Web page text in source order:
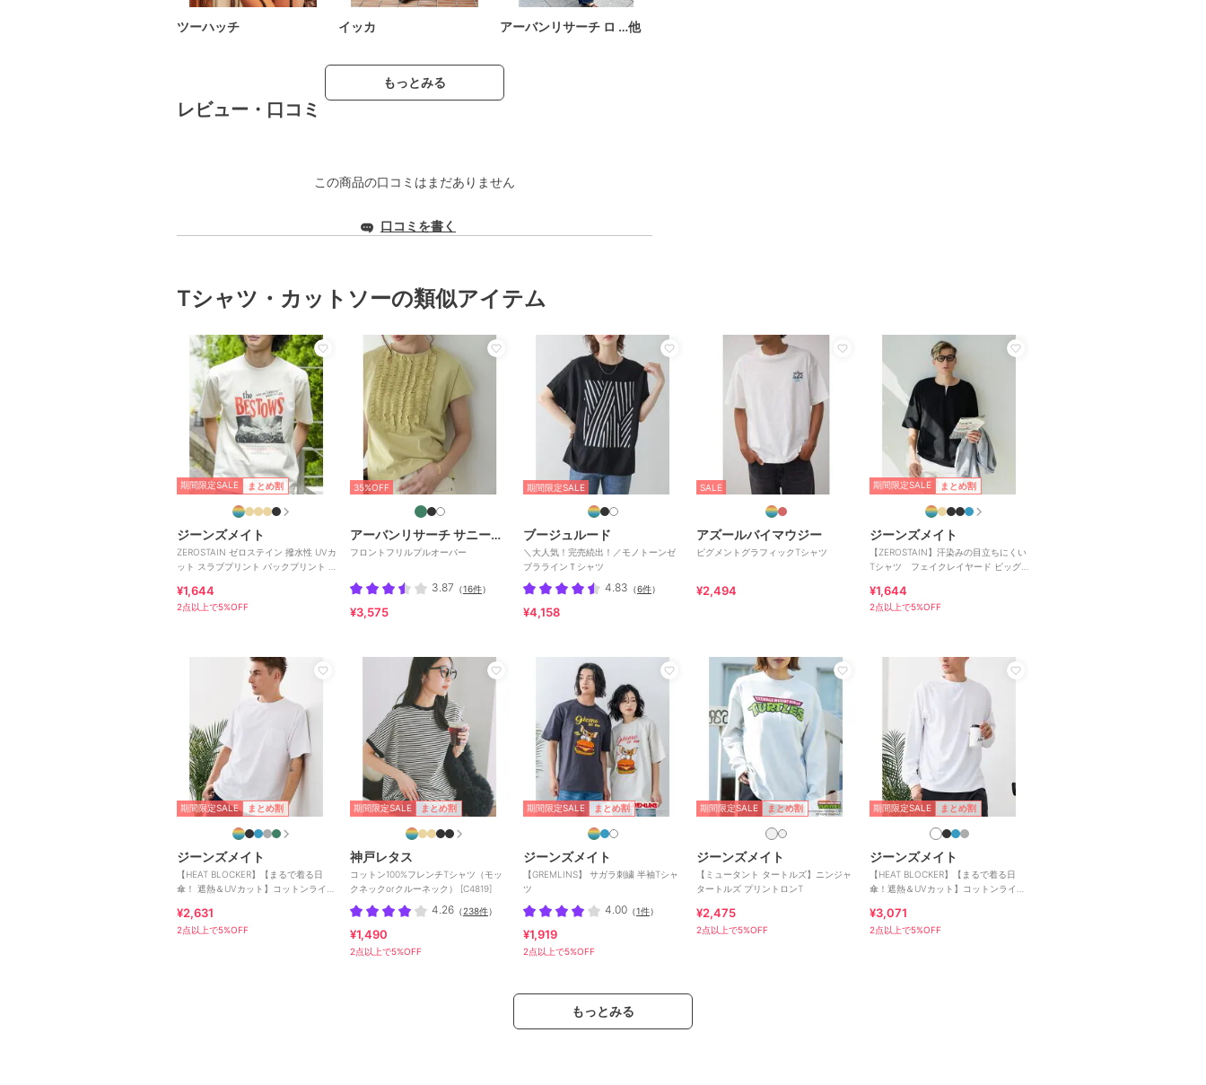
ツーハッチ イッカ アーバンリサーチ ロ …他
もっとみる
レビュー・口コミ
この商品の口コミはまだありません
口コミを書く
Tシャツ・カットソーの類似アイテム
期間限定SALE まとめ割
ジーンズメイト
ZEROSTAIN ゼロステイン 撥水性 UVカ
ット スラブプリント バックプリント T
¥1,644
2点以上で5%OFF
35%OFF
アーバンリサーチ サニーレーベル
フロントフリルプルオーバー
3.87 （16件）
¥3,575
期間限定SALE
ブージュルード
＼大人気！完売続出！／モノトーンゼ
ブララインＴシャツ
4.83 （6件）
¥4,158
SALE
アズールバイマウジー
ピグメントグラフィックTシャツ
¥2,494
期間限定SALE まとめ割
ジーンズメイト
【ZEROSTAIN】汗染みの目立ちにくい
Tシャツ フェイクレイヤード ビッグ
¥1,644
2点以上で5%OFF
期間限定SALE まとめ割
ジーンズメイト
【HEAT BLOCKER】【まるで着る日
傘！ 遮熱＆UVカット】コットンライク
¥2,631
2点以上で5%OFF
期間限定SALE まとめ割
神戸レタス
コットン100%フレンチTシャツ（モッ
クネックorクルーネック） [C4819]
4.26 （238件）
¥1,490
2点以上で5%OFF
期間限定SALE まとめ割
ジーンズメイト
【GREMLINS】 サガラ刺繍 半袖Tシャ
ツ
4.00 （1件）
¥1,919
2点以上で5%OFF
期間限定SALE まとめ割
ジーンズメイト
【ミュータント タートルズ】ニンジャ
タートルズ プリントロンT
¥2,475
2点以上で5%OFF
期間限定SALE まとめ割
ジーンズメイト
【HEAT BLOCKER】【まるで着る日
傘！遮熱＆UVカット】コットンライク
¥3,071
2点以上で5%OFF
もっとみる